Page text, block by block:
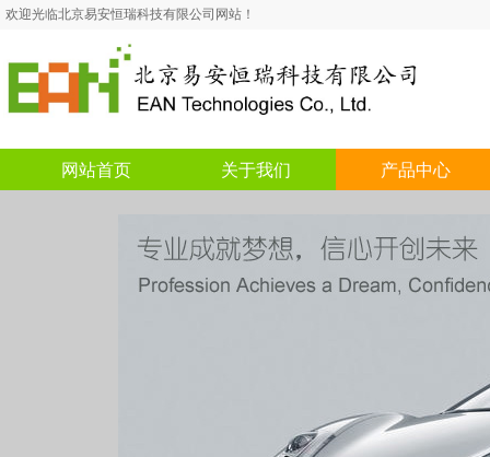
欢迎光临北京易安恒瑞科技有限公司网站！
网站首页 关于我们 产品中心